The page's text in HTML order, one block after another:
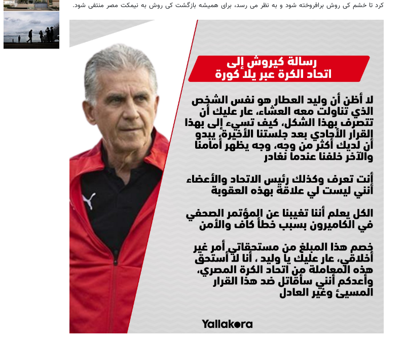
کرد تا خشم کی روش برافروخته شود و به نظر می رسد، برای همیشه بازگشت کی روش به نیمکت مصر منتفی شود.